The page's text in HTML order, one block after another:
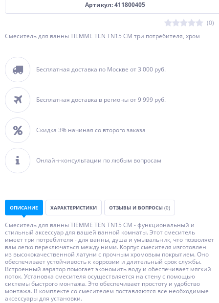
Артикул: 411800405
(0)
Смеситель для ванны TIEMME TEN TN15 СМ три потребителя, хром
Бесплатная доставка по Москве от 3 000 руб.
Бесплатная доставка в регионы от 9 999 руб.
Скидка 3% начиная со второго заказа
Онлайн-консультации по любым вопросам
ОПИСАНИЕ ХАРАКТЕРИСТИКИ ОТЗЫВЫ И ВОПРОСЫ (0)
Смеситель для ванны TIEMME TEN TN15 CM - функциональный и
стильный аксессуар для вашей ванной комнаты. Этот смеситель
имеет три потребителя - для ванны, душа и умывальник, что позволяет
вам легко переключаться между ними. Корпус смесителя изготовлен
из высококачественной латуни с прочным хромовым покрытием. Оно
обеспечивает устойчивость к коррозии и длительный срок службы.
Встроенный аэратор помогает экономить воду и обеспечивает мягкий
поток. Установка смесителя осуществляется на стену с помощью
системы быстрого монтажа. Это обеспечивает простоту и удобство
монтажа. В комплекте со смесителем поставляются все необходимые
аксессуары для установки.